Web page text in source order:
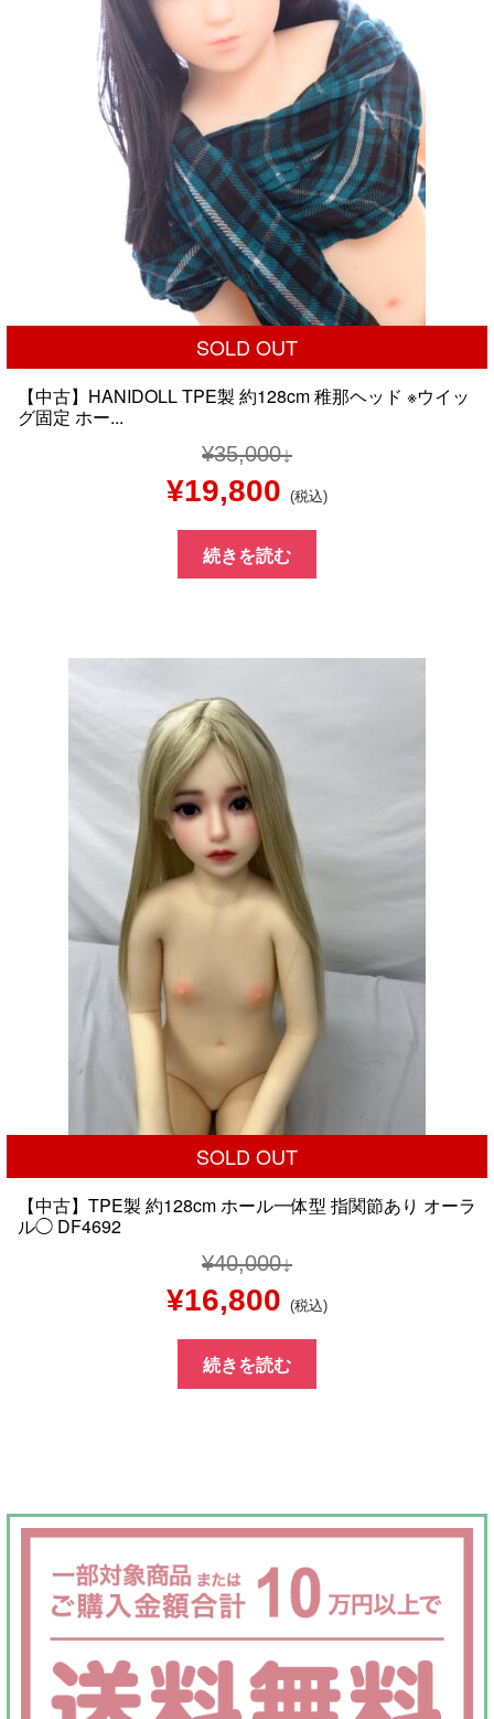
た。
す。
SOLD OUT
【中古】HANIDOLL TPE製 約128cm 稚那ヘッド ※ウイッ
グ固定 ホー...
¥35,000
元
の
価
は
¥35,000
で
し
た。
¥19,800 現
在
の
格
で
す。
(税込)
続きを読む
SOLD OUT
【中古】TPE製 約128cm ホール一体型 指関節あり オーラ
ル◯ DF4692
¥40,000
元
の
価
¥40,000
で
し
た。
¥16,800 現
在
の
は
で
す。
(税込)
続きを読む